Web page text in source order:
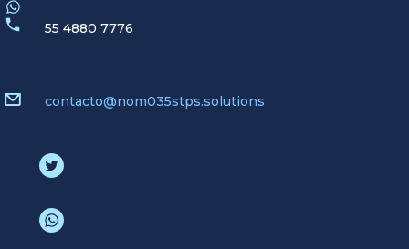
55 4880 7776
contacto@nom035stps.solutions